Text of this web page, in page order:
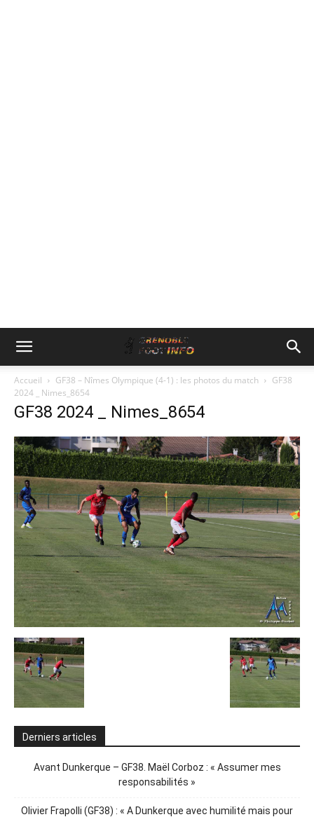
Accueil GF38 – Nîmes Olympique (4-1) : les photos du match
GF38
2024 _ Nimes_8654
GF38 2024 _ Nimes_8654
Derniers articles
Avant Dunkerque – GF38. Maël Corboz : « Assumer mes
responsabilités »
Olivier Frapolli (GF38) : « A Dunkerque avec humilité mais pour